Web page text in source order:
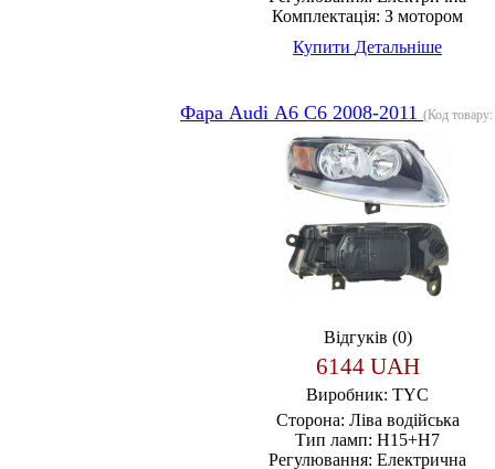
Комплектація: З мотором
Купити Детальніше
Фара Audi А6 С6 2008-2011 (Код товару:
Відгуків (0)
6144 UAH
Виробник: TYC
Сторона: Ліва водійська
Тип ламп: H15+H7
Регулювання: Електрична